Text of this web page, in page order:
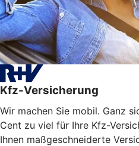
Kfz-Versicherung
Wir machen Sie mobil. Ganz
Cent zu viel für Ihre Kfz-
Ihnen maßgeschneiderte